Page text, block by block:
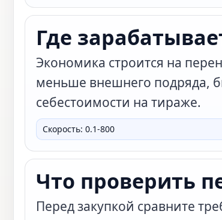
Где
Экономика строится на
меньше внешнего подряда,
себестоимости на тираже.
Скорость: 0.1-800
Что проверить
Перед закупкой сравните